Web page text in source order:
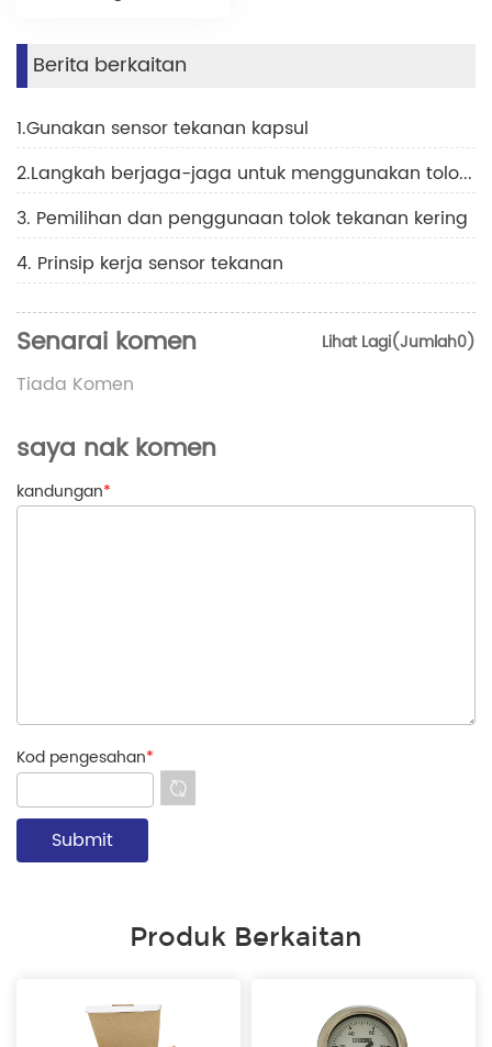
Berita berkaitan
1.Gunakan sensor tekanan kapsul
2.Langkah berjaga-jaga untuk menggunakan tolok tekanan penyejukan
3. Pemilihan dan penggunaan tolok tekanan kering
4. Prinsip kerja sensor tekanan
Lihat Lagi(Jumlah0)
Senarai komen
Tiada Komen
saya nak komen
kandungan*
Kod pengesahan*
Produk Berkaitan